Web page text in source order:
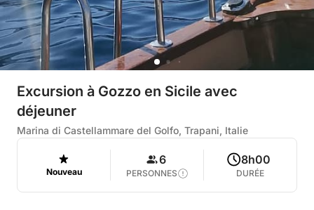
Excursion à Gozzo en Sicile avec
déjeuner
Marina di Castellammare del Golfo, Trapani, Italie
Nouveau
6
PERSONNES
8h00
DURÉE